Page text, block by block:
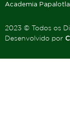
Academia Papalotla
2023 © Todos os
Desenvolvido por